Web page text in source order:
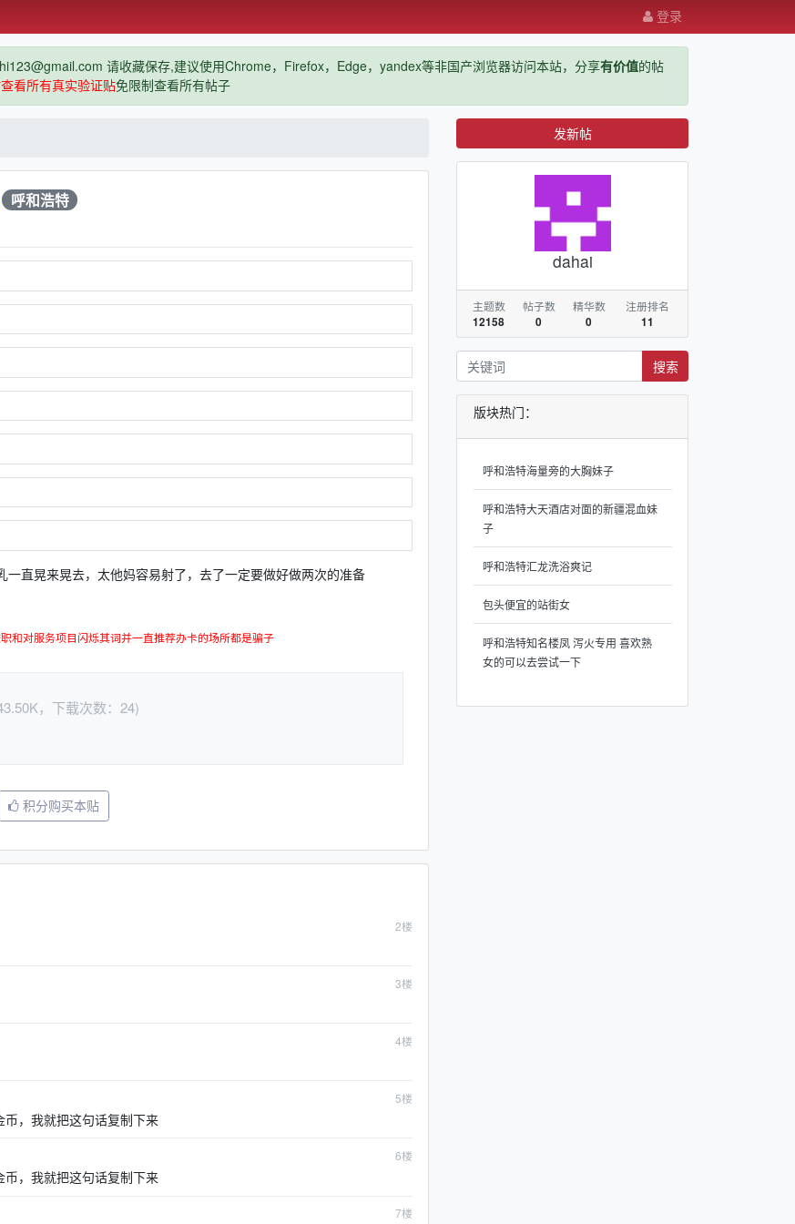
登录
请收藏保存,建议使用Chrome，Firefox，Edge，yandex等非国产浏览器访问本站，分享有价值的帖
看所有真实验证贴免限制查看所有帖子
呼和浩特
直晃来晃去，太他妈容易射了，去了一定要做好做两次的准备
和对服务项目闪烁其词并一直推荐办卡的场所都是骗子
，下载次数：24)
积分购买本贴
2楼
3楼
4楼
5楼
，我就把这句话复制下来
6楼
，我就把这句话复制下来
7楼
发新帖
dahai
主题数
12158
帖子数
0
精华数
0
注册排名
11
搜索
版块热门：
呼和浩特海量旁的大胸妹子
呼和浩特大天酒店对面的新疆混血妹
子
呼和浩特汇龙洗浴爽记
包头便宜的站街女
呼和浩特知名楼凤 泻火专用 喜欢熟
女的可以去尝试一下